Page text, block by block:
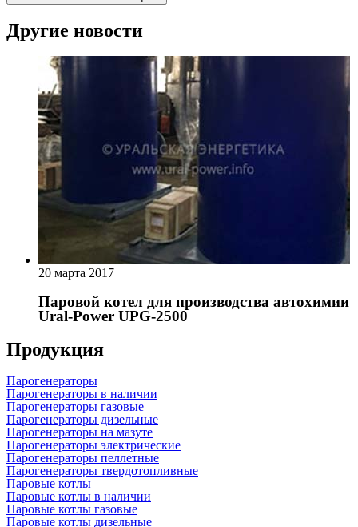
Другие новости
20 марта 2017
Паровой котел для производства автохимии
Ural-Power UPG-2500
Продукция
Парогенераторы
Парогенераторы в наличии
Парогенераторы газовые
Парогенераторы дизельные
Парогенераторы на мазуте
Парогенераторы электрические
Парогенераторы пеллетные
Парогенераторы твердотопливные
Паровые котлы
Паровые котлы в наличии
Паровые котлы газовые
Паровые котлы дизельные